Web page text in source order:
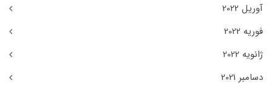
آوریل 2022
فوریه 2022
ژانویه 2022
دسامبر 2021